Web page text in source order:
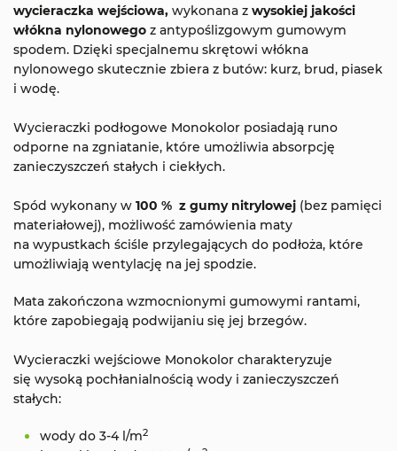
wycieraczka wejściowa, wykonana z wysokiej jakości
włókna nylonowego z antypoślizgowym gumowym
spodem. Dzięki specjalnemu skrętowi włókna
nylonowego skutecznie zbiera z butów: kurz, brud, piasek
i wodę.
Wycieraczki podłogowe Monokolor posiadają runo
odporne na zgniatanie, które umożliwia absorpcję
zanieczyszczeń stałych i ciekłych.
Spód wykonany w 100 % z gumy nitrylowej (bez pamięci
materiałowej), możliwość zamówienia maty
na wypustkach ściśle przylegających do podłoża, które
umożliwiają wentylację na jej spodzie.
Mata zakończona wzmocnionymi gumowymi rantami,
które zapobiegają podwijaniu się jej brzegów.
Wycieraczki wejściowe Monokolor charakteryzuje
się wysoką pochłanialnością wody i zanieczyszczeń
stałych:
wody do 3-4 l/m2